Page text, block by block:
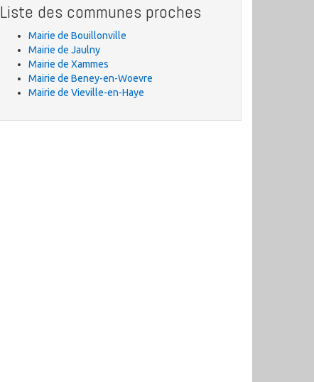
Liste des communes proches
Mairie de Bouillonville
Mairie de Jaulny
Mairie de Xammes
Mairie de Beney-en-Woevre
Mairie de Vieville-en-Haye